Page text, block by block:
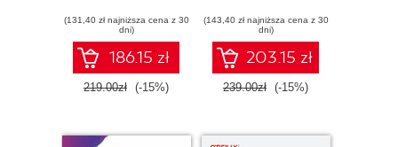
(131,40 zł najniższa cena z 30
dni)
186.15 zł
219.00zł (-15%)
Generated
Applications
(143,40 zł najniższa cena z 30
dni)
203.15 zł
239.00zł (-15%)